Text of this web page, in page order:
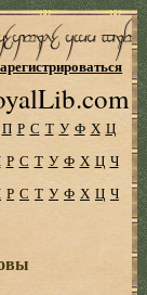
П Р С Т У Ф Х Ц
Р С Т У Ф Х Ц Ч
Р С Т У Ф Х Ц Ч